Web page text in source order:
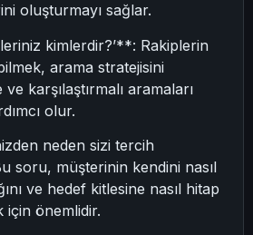
oluşturmayı sağlar.
kimlerdir?’**: Rakiplerin
arama stratejisini
karşılaştırmalı aramaları
olur.
neden sizi tercih
soru, müşterinin kendini nasıl
ve hedef kitlesine nasıl hitap
için önemlidir.